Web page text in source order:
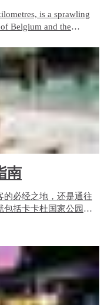
is a sprawling
Belgium and the
and
南
的必经之地，还是通往
括卡卡杜国家公园